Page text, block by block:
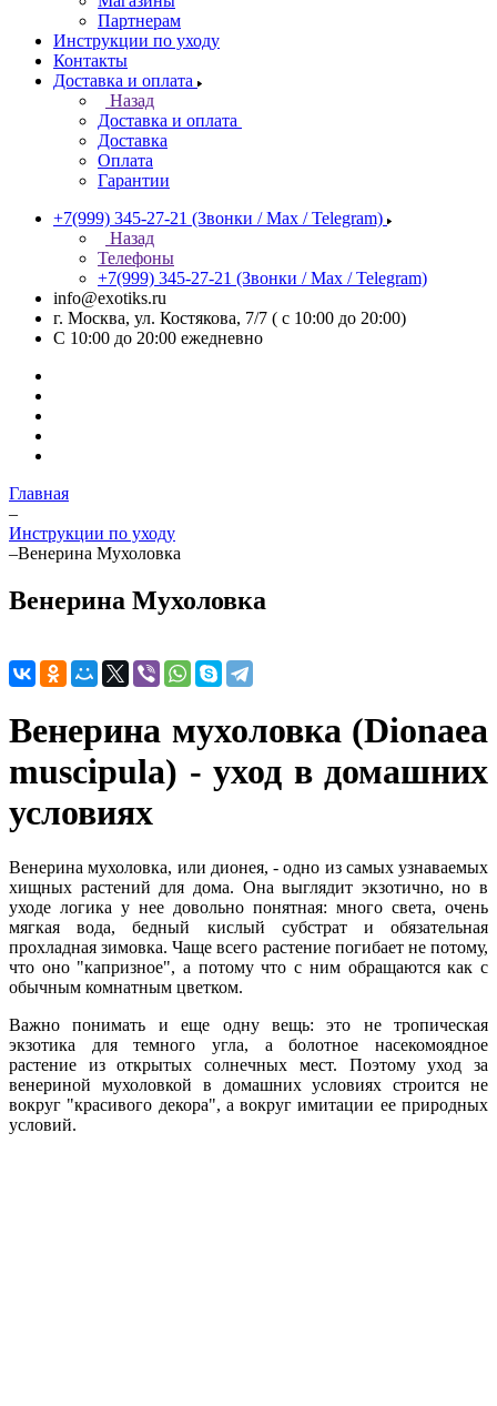
Партнерам
Инструкции по уходу
Контакты
Доставка и оплата
Назад
Доставка и оплата
Доставка
Оплата
Гарантии
+7(999) 345-27-21 (Звонки / Max / Telegram)
Назад
Телефоны
+7(999) 345-27-21 (Звонки / Max / Telegram)
info@exotiks.ru
г. Москва, ул. Костякова, 7/7 ( с 10:00 до 20:00)
С 10:00 до 20:00 ежедневно
Главная
–
Инструкции по уходу
–Венерина Мухоловка
Венерина Мухоловка
Венерина мухоловка (Dionaea
muscipula) - уход в домашних
условиях
Венерина мухоловка, или дионея, - одно из самых узнаваемых
хищных растений для дома. Она выглядит экзотично, но в
уходе логика у нее довольно понятная: много света, очень
мягкая вода, бедный кислый субстрат и обязательная
прохладная зимовка. Чаще всего растение погибает не потому,
что оно "капризное", а потому что с ним обращаются как с
обычным комнатным цветком.
Важно понимать и еще одну вещь: это не тропическая
экзотика для темного угла, а болотное насекомоядное
растение из открытых солнечных мест. Поэтому уход за
венериной мухоловкой в домашних условиях строится не
вокруг "красивого декора", а вокруг имитации ее природных
условий.